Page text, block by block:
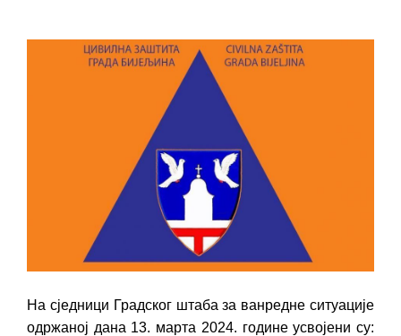
НА ГРАДСКИ МЈЕСЕЧНИ БОРАЧКИ
ДОДАТАК ЗА ДЕМОБИЛИСАНЕ БОРЦЕ
ВОЈСКЕ РЕПУБЛИКЕ СРПСКЕ У СТАЊУ
СОЦИЈАЛНЕ ПОТРЕБЕ
Обрасци захтјева за регресирано
гориво доступни од 13. марта до 15.
новембра
Захтјев за издавање ПОНОСНЕ КАРТИЦЕ
Обавјештење о забрани саобраћаја 6. и
Обавјештење за предузетника - Вера
На сједници Градског штаба за ванредне ситуације
одржаној дана 13. марта 2024. године усвојени су: